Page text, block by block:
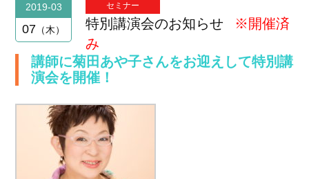
2019-03
07 木
セミナー
特別講演会のお知らせ
※開催済
み
講師に菊田あや子さんをお迎えして特別講
演会を開催！